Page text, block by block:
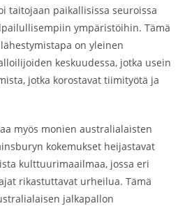
taitojaan paikallisissa seuroissa
ympäristöihin. Tämä
on yleinen
keskuudessa, jotka usein
jotka korostavat tiimityötä ja
myös monien australialaisten
kokemukset heijastavat
kulttuurimaailmaa, jossa eri
rikastuttavat urheilua. Tämä
jalkapallon